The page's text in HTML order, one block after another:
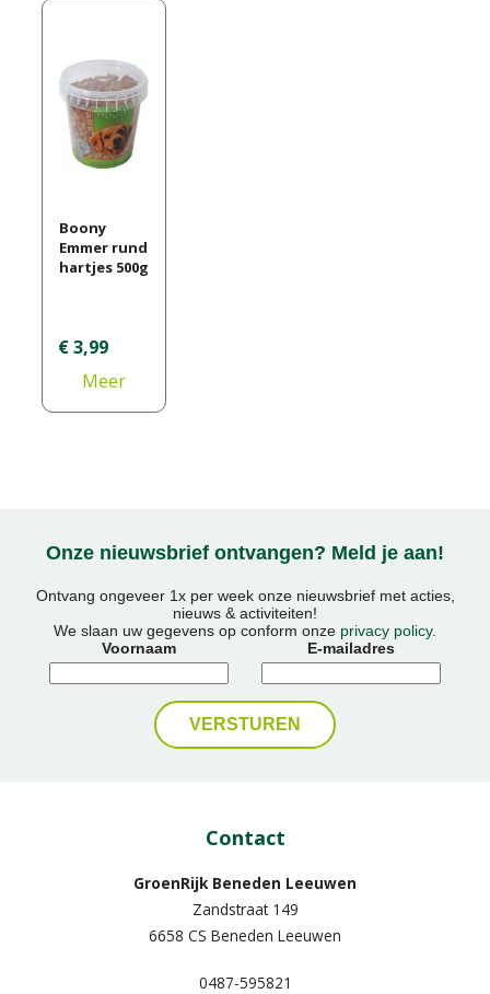
Boony
Emmer rund
hartjes 500g
€ 3,99
Meer
informatie
Onze nieuwsbrief ontvangen? Meld je aan!
Ontvang ongeveer 1x per week onze nieuwsbrief met acties,
nieuws & activiteiten!
We slaan uw gegevens op conform onze privacy policy.
Voornaam
E-mailadres
Contact
GroenRijk Beneden Leeuwen​
Zandstraat 149
6658 CS Beneden Leeuwen
0487-595821